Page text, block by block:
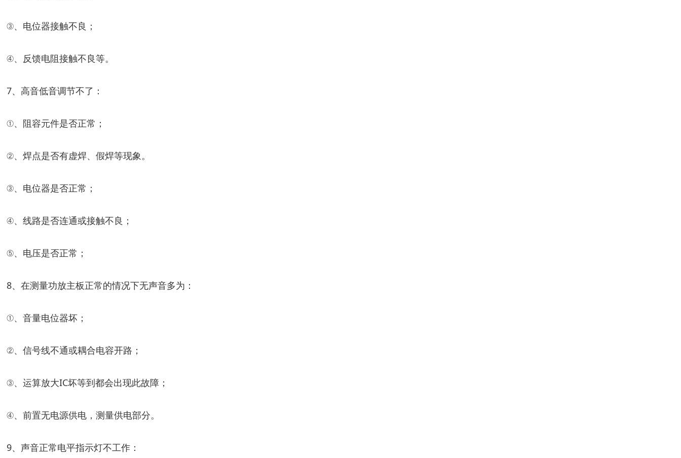
③、电位器接触不良；
④、反馈电阻接触不良等。
7、高音低音调节不了：
①、阻容元件是否正常；
②、焊点是否有虚焊、假焊等现象。
③、电位器是否正常；
④、线路是否连通或接触不良；
⑤、电压是否正常；
8、在测量功放主板正常的情况下无声音多为：
①、音量电位器坏；
②、信号线不通或耦合电容开路；
③、运算放大IC坏等到都会出现此故障；
④、前置无电源供电，测量供电部分。
9、声音正常电平指示灯不工作：